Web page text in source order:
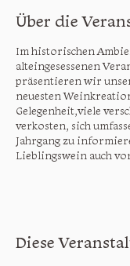
Über die
Im historischen
alteingesessenen
präsentieren wir
neuesten
Gelegenheit, viele
verkosten, sich
Jahrgang zu
Lieblingswein auch
Diese